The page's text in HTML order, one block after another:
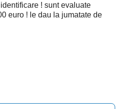
! sunt evaluate
euro ! le dau la jumatate de